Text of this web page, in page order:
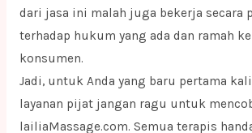
dari jasa ini malah juga bekerja secara
terhadap hukum yang ada dan ramah
konsumen.
Jadi, untuk Anda yang baru pertama
layanan pijat jangan ragu untuk
lailiaMassage.com. Semua terapis